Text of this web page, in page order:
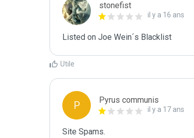
stonefist
il y a 16 ans
Listed on Joe Wein´s Blacklist
Utile
P Pyrus communis
il y a 17 ans
Site Spams.